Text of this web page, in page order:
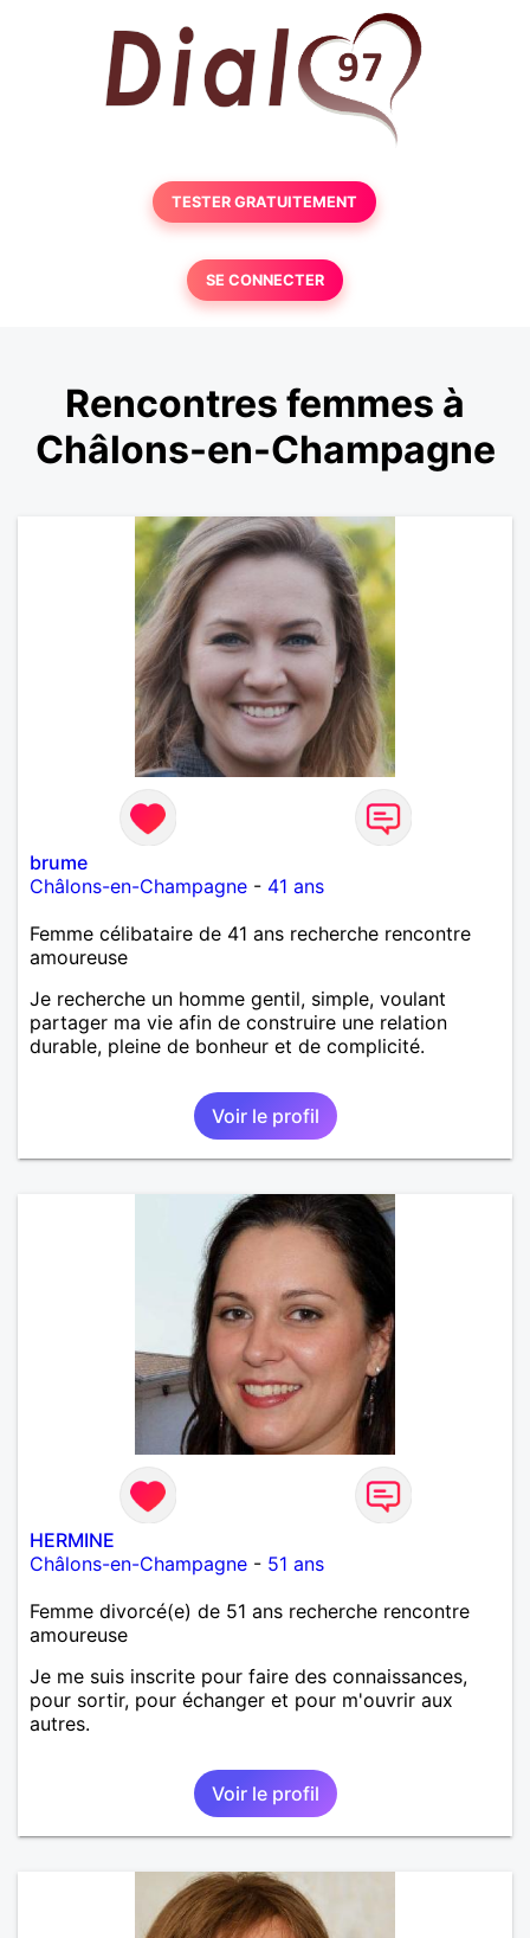
TESTER GRATUITEMENT
SE CONNECTER
Rencontres femmes à
Châlons-en-Champagne
brume
Châlons-en-Champagne - 41 ans
Femme célibataire de 41 ans recherche rencontre
amoureuse
Je recherche un homme gentil, simple, voulant
partager ma vie afin de construire une relation
durable, pleine de bonheur et de complicité.
Voir le profil
HERMINE
Châlons-en-Champagne - 51 ans
Femme divorcé(e) de 51 ans recherche rencontre
amoureuse
Je me suis inscrite pour faire des connaissances,
pour sortir, pour échanger et pour m'ouvrir aux
autres.
Voir le profil